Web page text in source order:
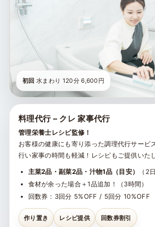
初回 水まわり 120分 6,600円
料理代行 – クレ 家事代行
管理栄養士レシピ監修！
お客様の健康にも寄り添った調理代行サービ
行い家事の時間も軽減！レシピもご提供いた
主菜2品・副菜2品・汁物1品（目安）
（2
食材が余った場合＋1品追加！（3時間）
回数券：3回分 5%OFF / 5回分 10%OFF
作り置き レシピ提供 回数券割引